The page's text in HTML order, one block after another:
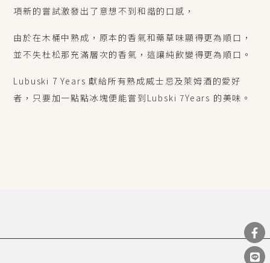
項新的嘗試激發出了意想不到和諧的口感，
由於在木桶中熟成，原本的香氣和藥草味顯得更為順口，
並不失杜松那充滿層次的香氣，這讓純飲變得更為順口。
Lubuski 7 Years 獻給所有熟成威士忌及萊姆酒的愛好
者，只要加一點點冰塊便能嘗到 Lubski 7Years 的美味。